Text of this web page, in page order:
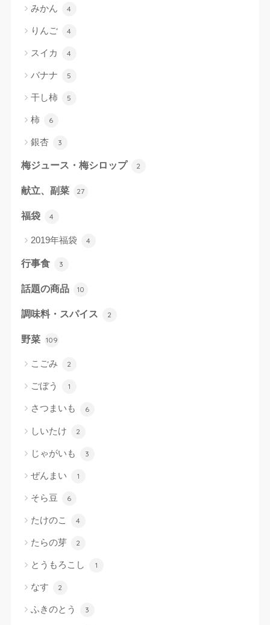
みかん 4
りんご 4
スイカ 4
バナナ 5
干し柿 5
柿 6
銀杏 3
梅ジュース・梅シロップ 2
献立、副菜 27
福袋 4
2019年福袋 4
行事食 3
話題の商品 10
調味料・スパイス 2
野菜 109
こごみ 2
ごぼう 1
さつまいも 6
しいたけ 2
じゃがいも 3
ぜんまい 1
そら豆 6
たけのこ 4
たらの芽 2
とうもろこし 1
なす 2
ふきのとう 3